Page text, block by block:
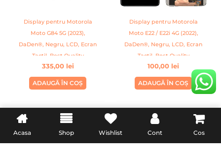
Display pentru Motorola
Moto G84 5G (2023),
DaDen®, Negru, LCD, Ecran
Tactil, Best Quality
335,00 lei
ADAUGĂ ÎN COȘ
Display pentru Motorola
Moto E22 / E22i 4G (2022),
DaDen®, Negru, LCD, Ecran
Tactil, Best Quality
100,00 lei
ADAUGĂ ÎN COȘ
INFORMATII UTILE LEGAL
Acasa Shop Wishlist Cont Cos